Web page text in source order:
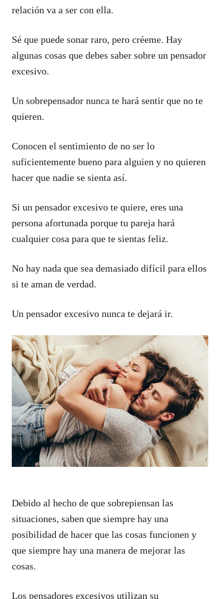
relación va a ser con ella.
Sé que puede sonar raro, pero créeme. Hay
algunas cosas que debes saber sobre un pensador
excesivo.
Un sobrepensador nunca te hará sentir que no te
quieren.
Conocen el sentimiento de no ser lo
suficientemente bueno para alguien y no quieren
hacer que nadie se sienta así.
Si un pensador excesivo te quiere, eres una
persona afortunada porque tu pareja hará
cualquier cosa para que te sientas feliz.
No hay nada que sea demasiado difícil para ellos
si te aman de verdad.
Un pensador excesivo nunca te dejará ir.
Debido al hecho de que sobrepiensan las
situaciones, saben que siempre hay una
posibilidad de hacer que las cosas funcionen y
que siempre hay una manera de mejorar las
cosas.
Los pensadores excesivos utilizan su